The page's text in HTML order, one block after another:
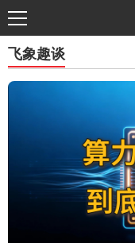
飞象趣谈